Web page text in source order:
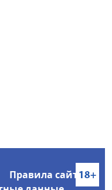
Правила сайта